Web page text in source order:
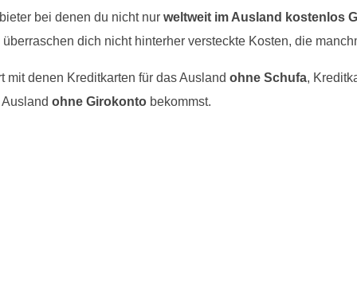
bei denen du nicht nur weltweit im Ausland kostenlos
überraschen dich nicht hinterher versteckte Kosten, die
denen Kreditkarten für das Ausland ohne Schufa,
ohne Girokonto bekommst.